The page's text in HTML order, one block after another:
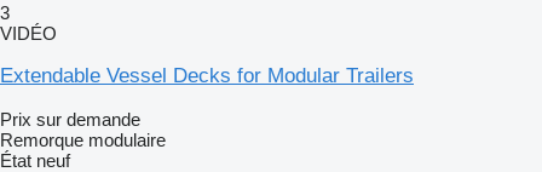
3
VIDÉO
Extendable Vessel Decks for Modular Trailers
Prix sur demande
Remorque modulaire
État neuf